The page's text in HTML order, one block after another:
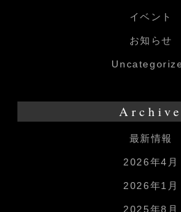
イベント
お知らせ
Archive
最新情報
2026年4月
2026年1月
2025年8月